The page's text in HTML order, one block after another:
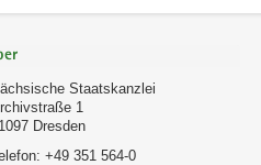
Staatskanzlei
1
Dresden
+49 351 564-0